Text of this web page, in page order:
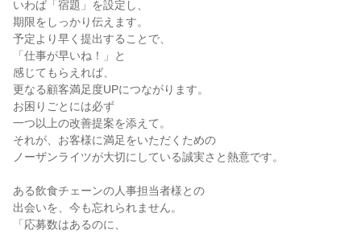
いわば「宿題」を設定し、
期限をしっかり伝えます。
予定より早く提出することで、
「仕事が早いね！」と
感じてもらえれば、
更なる顧客満足度UPにつながります。
お困りごとには必ず
一つ以上の改善提案を添えて。
それが、お客様に満足をいただくための
ノーザンライツが大切にしている誠実さと熱意です。
ある飲食チェーンの人事担当者様との
出会いを、今も忘れられません。
「応募数はあるのに、